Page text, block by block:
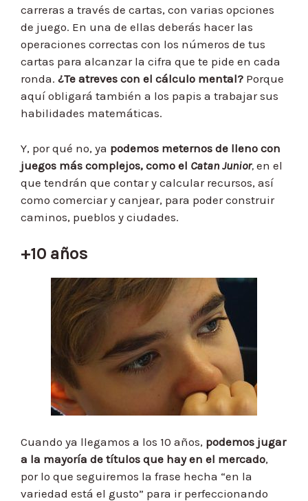
carreras a través de cartas, con varias opciones
de juego. En una de ellas deberás hacer las
operaciones correctas con los números de tus
cartas para alcanzar la cifra que te pide en cada
ronda. ¿Te atreves con el cálculo mental? Porque
aquí obligará también a los papis a trabajar sus
habilidades matemáticas.
Y, por qué no, ya podemos meternos de lleno con
juegos más complejos, como el Catan Junior, en el
que tendrán que contar y calcular recursos, así
como comerciar y canjear, para poder construir
caminos, pueblos y ciudades.
+10 años
Cuando ya llegamos a los 10 años, podemos jugar
a la mayoría de títulos que hay en el mercado,
por lo que seguiremos la frase hecha “en la
variedad está el gusto” para ir perfeccionando